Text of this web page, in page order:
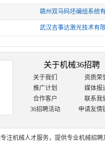
赣州双马码坯编组系统
武汉吉事达激光技术有
关于机械36招聘
关于我们
资质荣
推广计划
媒体报
合作客户
联系我
36招聘活动
申请友情
专注机械人才服务，提供专业机械招聘